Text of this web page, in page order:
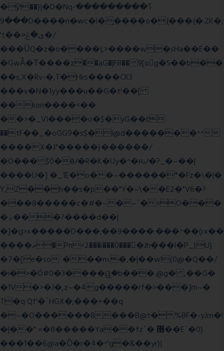
�ў!��}|�D�Nqߖ���������-
���9D����n�̶wc�l�֑����o�{���{�:ZK�,
't��>͍ى�ݝ�/
���ǙQ�z�o����Ļ>����w�sHa��E��
�GwǞ�Τ����z��aG�|F8�� 9[og�S��b��
��s,X�Rv-�,T�Hks����CK3
���v�N�1yy���u��G�t!��[
��kon����<��
��>�_VI����o�$�yG��׆
��tF��_�oGG9�s$�l@d�������^^
����X�J"�����}������/
�O��� $0�ӫ/�R�K�Uy�^�ԋ/�?_�~��|
����U�] �_1E�o��~������*�Fz�\�|�
Y,Z��h��s�p��"Y�~\��E2�"V6�?
���8�����c�#�~�~`�<O���
�؋���?����d��|
�]�g>x�����D���;��9����:���^��(rx��
����ޡ�Pn<2���i���0���𩆿�Jh���l�P_}U}
�7�[e�so`���m.�,�|��w!(0@�Q��/
�i�>�Ó#0�3����ୱ�b���.@g� ,��G�
�1V�>�J�,z~�4g�����rf�>���]m~�
T�q Qf'�`HGX�;���+��q
�~�O������8���B@t� %BF�-yJm�!
�|��" =�8�����Ya��fz`� ޶��E`�0}
���1��6@a�Ȍ�r�4�^'g�&��yr}|